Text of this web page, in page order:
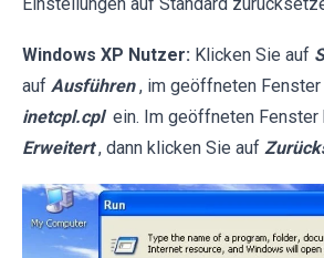
Windows XP Nutzer: Klicken Sie auf
auf Ausführen , im geöffneten
inetcpl.cpl ein. Im geöffneten Fenster
Erweitert , dann klicken Sie auf